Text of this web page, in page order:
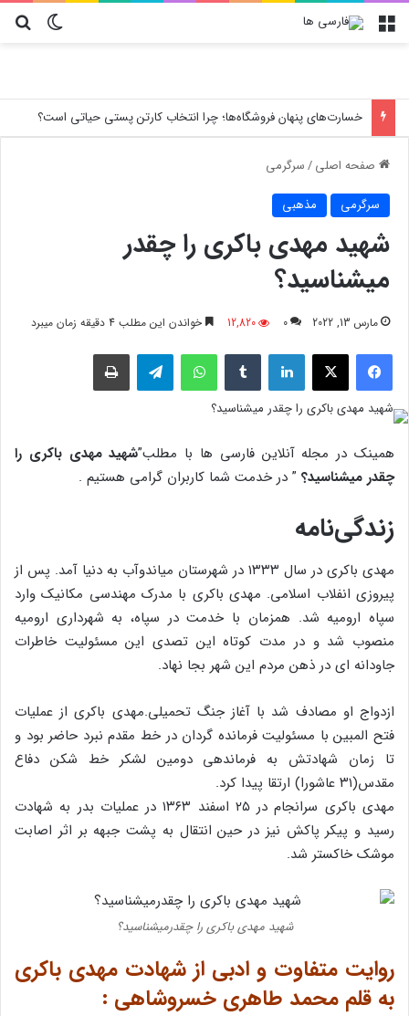
تغییر منو
خسارت‌های پنهان فروشگاه‌ها؛ چرا انتخاب کارتن پستی حیاتی است؟
صفحه اصلی/سرگرمی
سرگرمی مذهبی
شهید مهدی باکری را چقدر
میشناسید؟
مارس 13, 2022 0
12,820 خواندن این مطلب 4 دقیقه زمان میبرد
فیسبوک لینکدین واتس آپ
همینک در مجله آنلاین فارسی ها با مطلب”شهید مهدی باکری را
چقدر میشناسید؟ ” در خدمت شما کاربران گرامی هستیم .
زندگی‌نامه
مهدی باکری در سال ۱۳۳۳ در شهرستان میاندوآب به دنیا آمد. پس از
پیروزی انفلاب اسلامی. مهدی باکری با مدرک مهندسی مکانیک وارد
سپاه ارومیه شد. همزمان با خدمت در سپاه، به شهرداری ارومیه
منصوب شد و در مدت کوتاه این تصدی این مسئولیت خاطرات
جاودانه ای در ذهن مردم این شهر بجا نهاد.
ازدواج او مصادف شد با آغاز جنگ تحمیلی.مهدی باکری از عملیات
فتح المبین با مسئولیت فرمانده گردان در خط مقدم نبرد حاضر بود و
تا زمان شهادتش به فرماندهی دومین لشکر خط شکن دفاع
مقدس(۳۱ عاشورا) ارتقا پیدا کرد
.
مهدی باکری سرانجام در ۲۵ اسفند ۱۳۶۳ در عملیات بدر به شهادت
رسید و پیکر پاکش نیز در حین انتقال به پشت جبهه بر اثر اصابت
موشک خاکستر شد.
شهید مهدی باکری را چقدرمیشناسید؟
روایت متفاوت و ادبی از شهادت مهدی باکری
به قلم محمد طاهری خسروشاهی :